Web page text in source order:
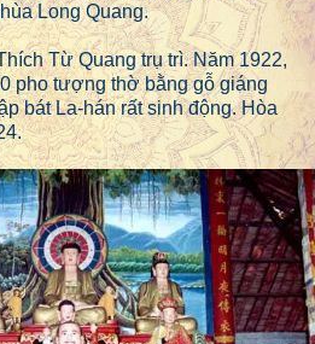
Long Quang.
Từ Quang trụ trì. Năm 1922,
pho tượng thờ bằng gỗ giáng
bát La-hán rất sinh động. Hòa